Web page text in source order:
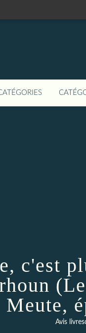
c'est
Meute,
Avis